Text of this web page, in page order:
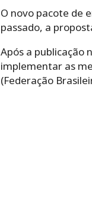
O novo pacote de
passado, a
Após a publicação
implementar as
(Federação